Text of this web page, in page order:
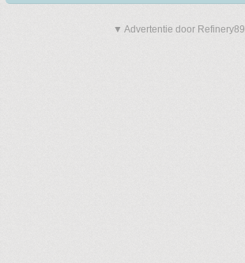
▼ Advertentie door Refinery89